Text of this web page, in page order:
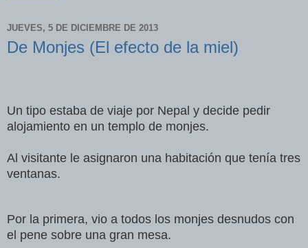
JUEVES, 5 DE DICIEMBRE DE 2013
De Monjes (El efecto de la miel)
Un tipo estaba de viaje por Nepal y decide pedir
alojamiento en un templo de monjes.
Al visitante le asignaron una habitación que tenía tres
ventanas.
Por la primera, vio a todos los monjes desnudos con
el pene sobre una gran mesa.